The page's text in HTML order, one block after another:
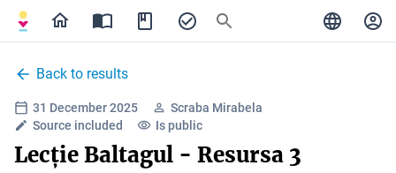
Back to results
31 December 2025
Scraba Mirabela
Source included
Is public
Lecție Baltagul - Resursa 3